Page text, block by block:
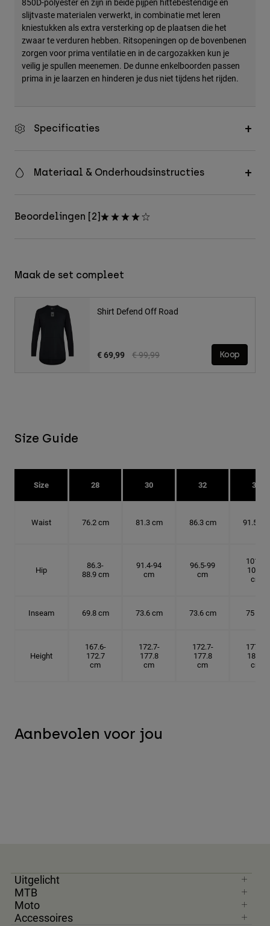
slijtvaste materialen verwerkt, in combinatie met leren
kniestukken als extra versterking op de plaatsen die het
zwaar te verduren hebben. Ritsopeningen op de bovenbenen
zorgen voor prima ventilatie en in de cargozakken kun je
veilig je spullen meenemen. De dunne enkelboorden passen
prima in je laarzen en hinderen je dus niet tijdens het rijden.
Specificaties
Materiaal & Onderhoudsinstructies
Beoordelingen [2]
Maak de set compleet
Shirt Defend Off Road
Price reduced from
€ 99,99to
€ 69,99 Koop
Size Guide
Size 28 30 32 34
Waist 76.2 cm 81.3 cm 86.3 cm 91.5 cm
Hip
86.3-
88.9 cm
91.4-94
cm
96.5-99
cm
101.6-
104.1
cm
Inseam 69.8 cm 73.6 cm 73.6 cm 75 cm
Height
167.6-
172.7
cm
172.7-
177.8
cm
172.7-
177.8
cm
177.8-
182.9
cm
Aanbevolen voor jou
Uitgelicht
MTB
Moto
Accessoires